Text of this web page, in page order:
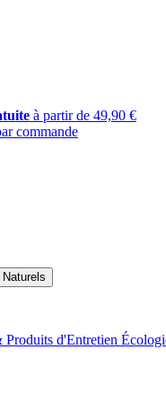
à partir de 49,90 €
commande
Produits d'Entretien